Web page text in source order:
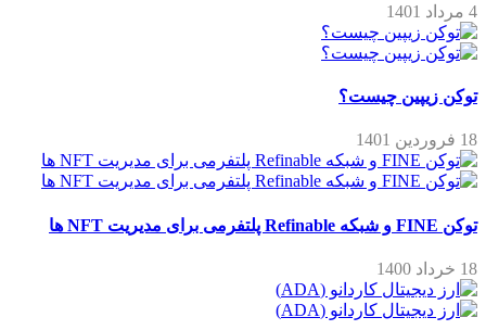
4 مرداد 1401
توکن زیپین چیست؟
18 فروردین 1401
توکن FINE و شبکه Refinable پلتفرمی برای مدیریت NFT ها
18 خرداد 1400